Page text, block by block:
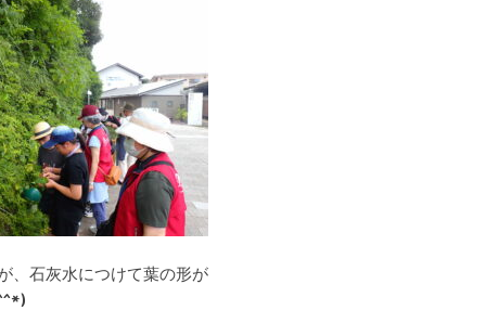
、石灰水につけて葉の形が